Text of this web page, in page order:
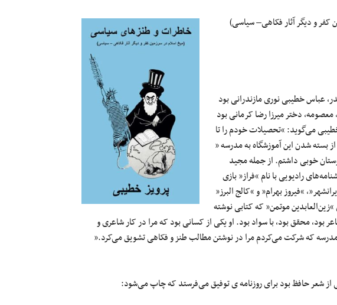
و دیگر آثار فکاهی– سیاسی)
به دنیا آمد. پدر، عباس خطیبی نوری مازندرانی بود
معصومه، دختر میرزا رضا کرمانی بود
خطیبی می‌گوید: “تحصیلات خودم را تا
شدن این آموزشگاه به مدرسه ”
خوبی داشتم. از جمله مجید
رادیویی با نام “فراز” بازی
“فیروز بهرام” و “کالج البرز”
موتمن” که کتابی نوشته
بود، محقق بود، با سواد بود. او یکی از کسانی بود که مرا در کار شاعری و
که شرکت می‌کردم مرا در نوشتن مطالب طنز و فکاهی تشویق می‌کرد.”